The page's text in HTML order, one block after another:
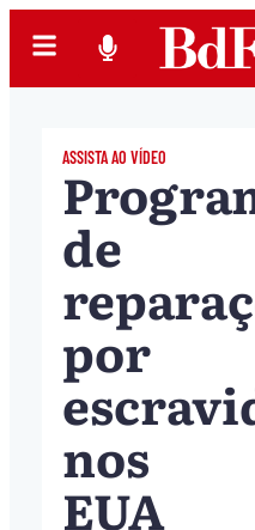
ASSISTA AO VÍDEO
de
por
nos
EUA